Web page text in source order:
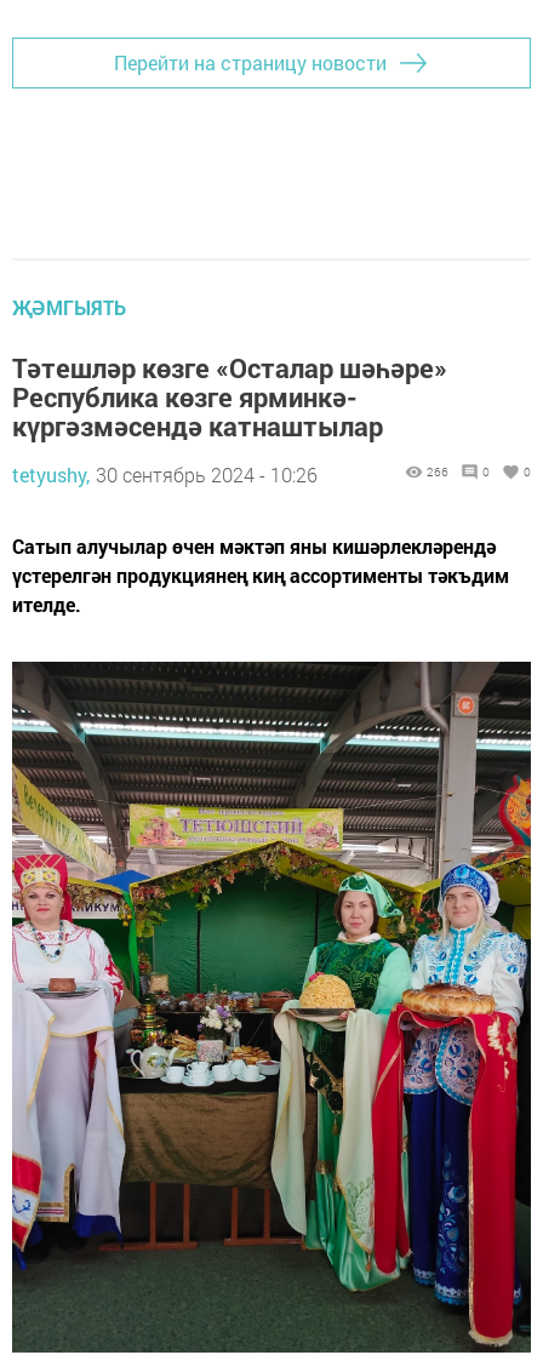
Перейти на страницу новости
ҖӘМГЫЯТЬ
Тәтешләр көзге «Осталар шәһәре»
Республика көзге ярминкә-
күргәзмәсендә катнаштылар
tetyushy, 30 сентябрь 2024 - 10:26 266 0 0
Сатып алучылар өчен мәктәп яны кишәрлекләрендә
үстерелгән продукциянең киң ассортименты тәкъдим
ителде.